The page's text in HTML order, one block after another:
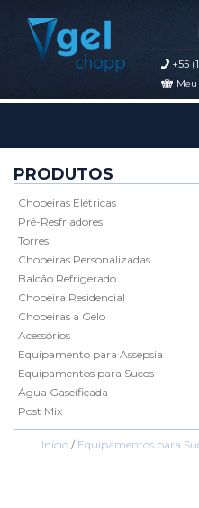
+55
Meu
PRODUTOS
Chopeiras Elétricas
Pré-Resfriadores
Torres
Chopeiras Personalizadas
Balcão Refrigerado
Chopeira Residencial
Chopeiras a Gelo
Acessórios
Equipamento para Assepsia
Equipamentos para Sucos
Água Gaseificada
Post Mix
Início / Equipamentos para